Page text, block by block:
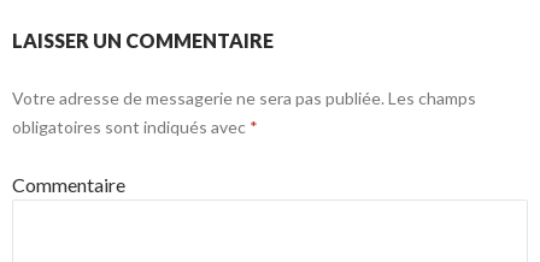
LAISSER UN COMMENTAIRE
Votre adresse de messagerie ne sera pas publiée. Les champs
obligatoires sont indiqués avec *
Commentaire